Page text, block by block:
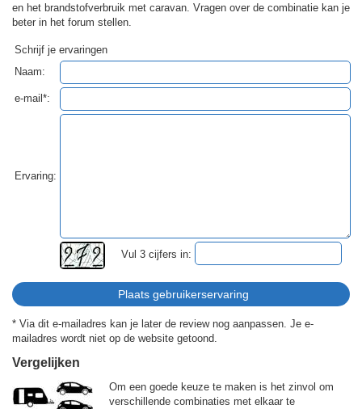
en het brandstofverbruik met caravan. Vragen over de combinatie kan je
beter in het forum stellen.
Schrijf je ervaringen
Naam:
e-mail*:
Ervaring:
Vul 3 cijfers in:
* Via dit e-mailadres kan je later de review nog aanpassen. Je e-
mailadres wordt niet op de website getoond.
Vergelijken
Om een goede keuze te maken is het zinvol om
verschillende combinaties met elkaar te